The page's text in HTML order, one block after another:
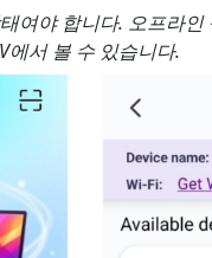
여야 합니다. 오프라
에서 볼 수 있습니다.